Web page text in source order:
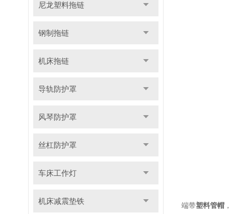
尼龙塑料拖链
钢制拖链
机床拖链
导轨防护罩
风琴防护罩
丝杠防护罩
车床工作灯
机床减震垫铁 端带塑料管帽